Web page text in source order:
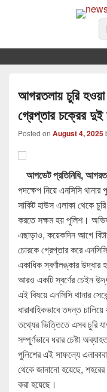
The one & only exceptional
আগরতলায় চুরি হওয়া
গ্রেপ্তার চক্রের
Posted on August 4, 2025
আপডেট প্রতিনিধি,
পদক্ষেপ নিয়ে এনসিসি
সার্কিট হাউস এলাকা থেকে
করতে সক্ষম হয় পুলিশ।
এছাড়াও, কয়েকদিন আগে
চোরকে গ্রেপ্তার করে
একাধিক স্বর্ণালঙ্কার
আরও একটি স্বর্ণের চেইন
এই বিষয়ে এনসিসি থানার
ধারাবাহিকভাবে তদন্ত
তথ্যের ভিত্তিতে এসব চুরি
সম্পূর্ণভাবে ধরার চেষ্টা
পুলিশের এই সাফল্যে
থেকে জানানো হয়েছে,
করা হয়েছে।